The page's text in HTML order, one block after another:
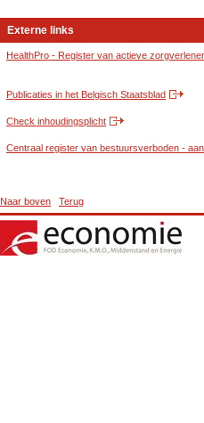
Externe links
HealthPro - Register van actieve
Publicaties in het Belgisch Staatsblad
Check inhoudingsplicht
Centraal register van bestuursverboden -
Naar boven Terug